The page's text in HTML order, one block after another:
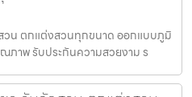
น ตกแต่งสวนทุกขนาด ออกแบบภูมิ
ภาพ รับประกันความสวยงาม ร